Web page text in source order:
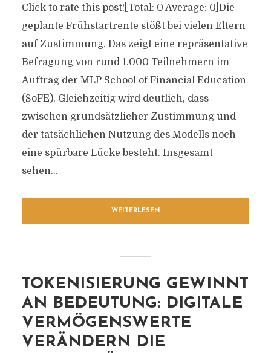
Click to rate this post![Total: 0 Average: 0]Die
geplante Frühstartrente stößt bei vielen Eltern
auf Zustimmung. Das zeigt eine repräsentative
Befragung von rund 1.000 Teilnehmern im
Auftrag der MLP School of Financial Education
(SoFE). Gleichzeitig wird deutlich, dass
zwischen grundsätzlicher Zustimmung und
der tatsächlichen Nutzung des Modells noch
eine spürbare Lücke besteht. Insgesamt
sehen...
WEITERLESEN
TOKENISIERUNG GEWINNT
AN BEDEUTUNG: DIGITALE
VERMÖGENSWERTE
VERÄNDERN DIE